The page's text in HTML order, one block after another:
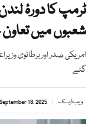
ٹرمپ کا دورۂ
شعبوں میں تعاون
امریکی صدر اور برطانوی
گئے
ویب ڈیسک September 18, 2025